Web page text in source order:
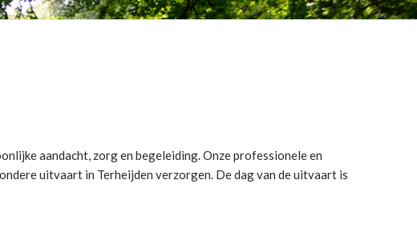
aandacht, zorg en begeleiding.Onze professionele en
uitvaart in Terheijden verzorgen. De dag van de uitvaart is